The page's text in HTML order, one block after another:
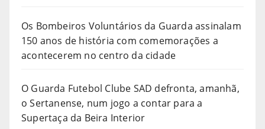
Os Bombeiros Voluntários da Guarda assinalam
150 anos de história com comemorações a
acontecerem no centro da cidade
O Guarda Futebol Clube SAD defronta, amanhã,
o Sertanense, num jogo a contar para a
Supertaça da Beira Interior